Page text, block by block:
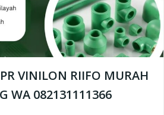
VINILON RIIFO MURAH
WA 082131111366